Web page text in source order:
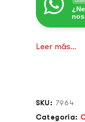
Leer más...
SKU: 7964
Categoría: